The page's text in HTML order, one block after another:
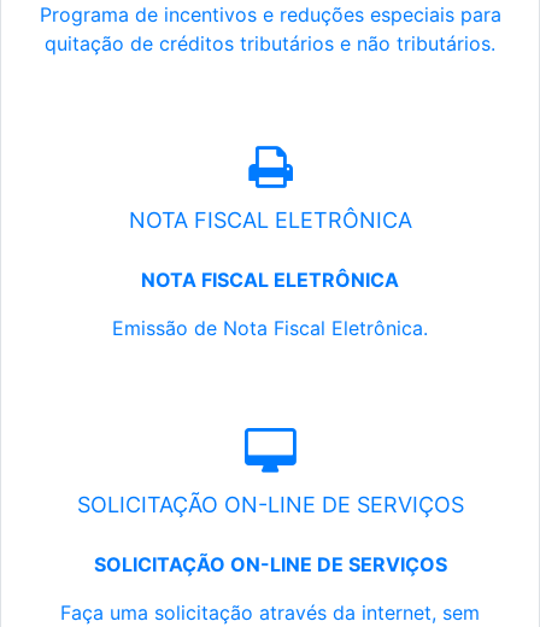
Programa de incentivos e reduções especiais para
quitação de créditos tributários e não tributários.
NOTA FISCAL ELETRÔNICA
NOTA FISCAL ELETRÔNICA
Emissão de Nota Fiscal Eletrônica.
SOLICITAÇÃO ON-LINE DE SERVIÇOS
SOLICITAÇÃO ON-LINE DE SERVIÇOS
Faça uma solicitação através da internet, sem